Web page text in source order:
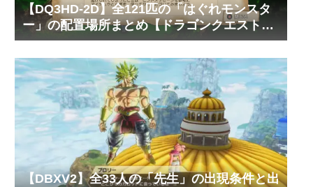
【DQ3HD-2D】全121匹の「はぐれモンスタ
ー」の配置場所まとめ【ドラゴンクエスト3
そして伝説へ…】
【DBXV2】全33人の「先生」の出現条件と出